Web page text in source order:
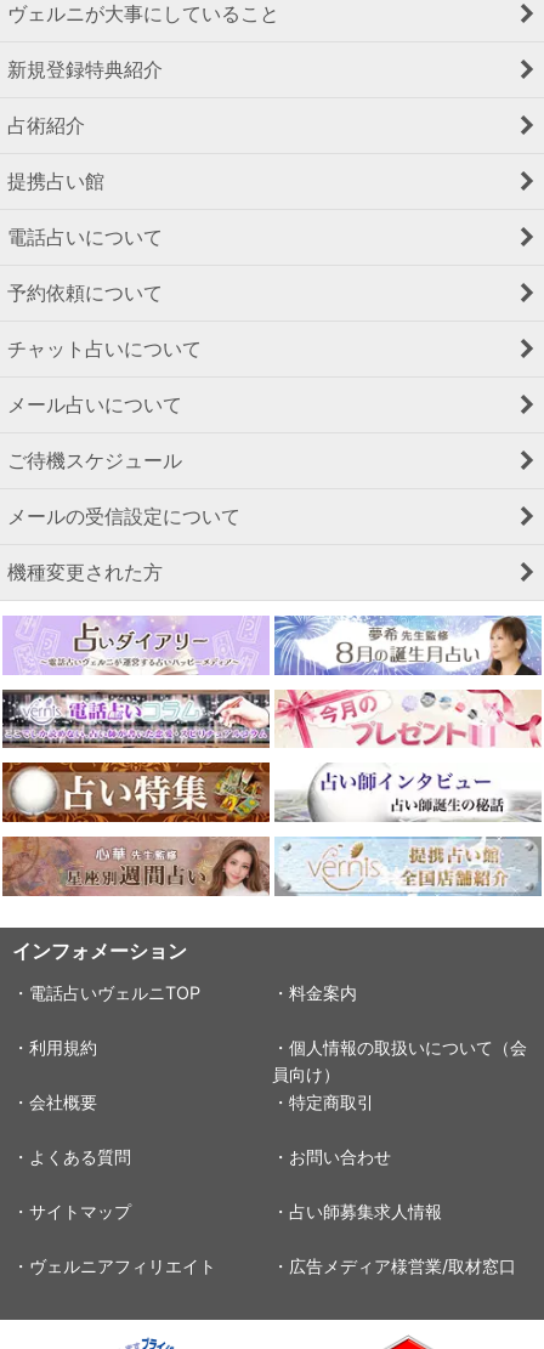
ヴェルニが大事にしていること
新規登録特典紹介
占術紹介
提携占い館
電話占いについて
予約依頼について
チャット占いについて
メール占いについて
ご待機スケジュール
メールの受信設定について
機種変更された方
インフォメーション
・電話占いヴェルニTOP ・料金案内
・利用規約
・個人情報の取扱いについて（会
員向け）
・会社概要
・特定商取引
・よくある質問 ・お問い合わせ
・サイトマップ ・占い師募集求人情報
・ヴェルニアフィリエイト ・広告メディア様営業/取材窓口